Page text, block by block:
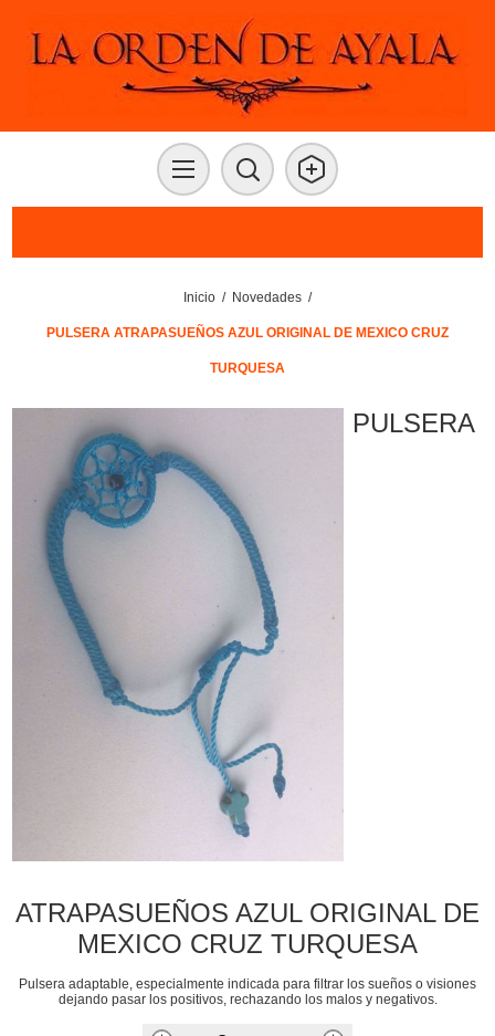
Inicio / Novedades /
PULSERA ATRAPASUEÑOS AZUL ORIGINAL DE MEXICO CRUZ
TURQUESA
PULSERA
ATRAPASUEÑOS AZUL ORIGINAL DE
MEXICO CRUZ TURQUESA
Pulsera adaptable, especialmente indicada para filtrar los sueños o visiones
dejando pasar los positivos, rechazando los malos y negativos.